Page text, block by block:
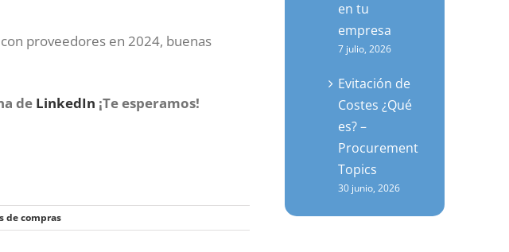
proveedores en 2024, buenas
de LinkedIn ¡Te esperamos!
de compras
en tu
empresa
7 julio, 2026
Evitación de
Costes ¿Qué
es? –
Procurement
Topics
30 junio, 2026